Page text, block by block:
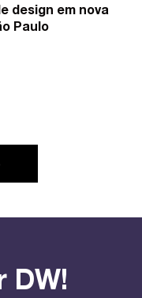
design em nova
Paulo
DW!